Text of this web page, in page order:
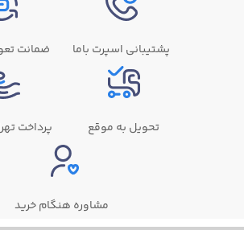
پشتیبانی اسپرت باما ضمانت
تحویل به موقع پرداخت
مشاوره هنگام خرید